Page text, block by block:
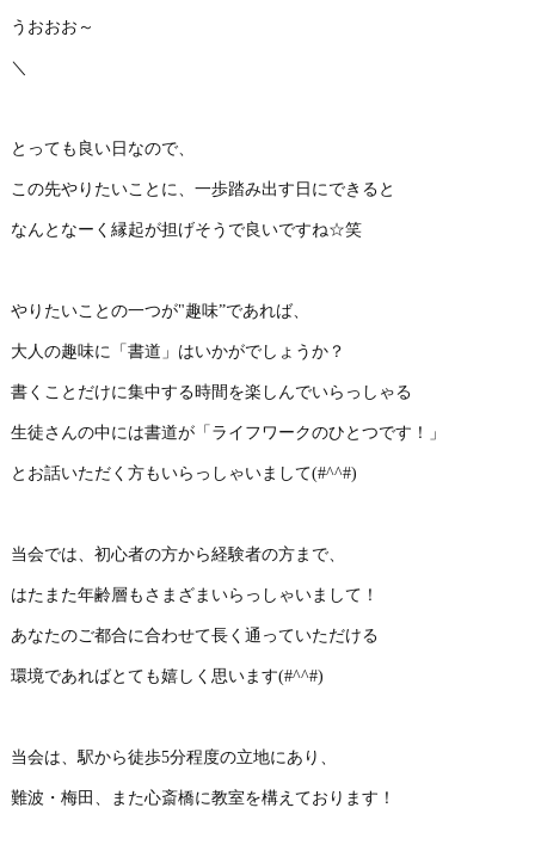
うおおお～
＼
とっても良い日なので、
この先やりたいことに、一歩踏み出す日にできると
なんとなーく縁起が担げそうで良いですね☆笑
やりたいことの一つが"趣味”であれば、
大人の趣味に「書道」はいかがでしょうか？
書くことだけに集中する時間を楽しんでいらっしゃる
生徒さんの中には書道が「ライフワークのひとつです！」
とお話いただく方もいらっしゃいまして(#^^#)
当会では、初心者の方から経験者の方まで、
はたまた年齢層もさまざまいらっしゃいまして！
あなたのご都合に合わせて長く通っていただける
環境であればとても嬉しく思います(#^^#)
当会は、駅から徒歩5分程度の立地にあり、
難波・梅田、また心斎橋に教室を構えております！